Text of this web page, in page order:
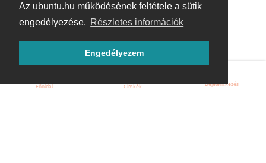
Az ubuntu.hu működésének feltétele a sütik
engedélyezése. Részletes információk
Engedélyezem
Főoldal Címkék Bejelentkezés